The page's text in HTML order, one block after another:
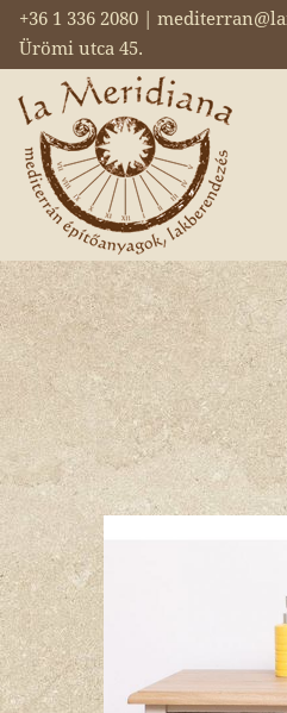
+36 1 336 2080 |
Ürömi utca 45.